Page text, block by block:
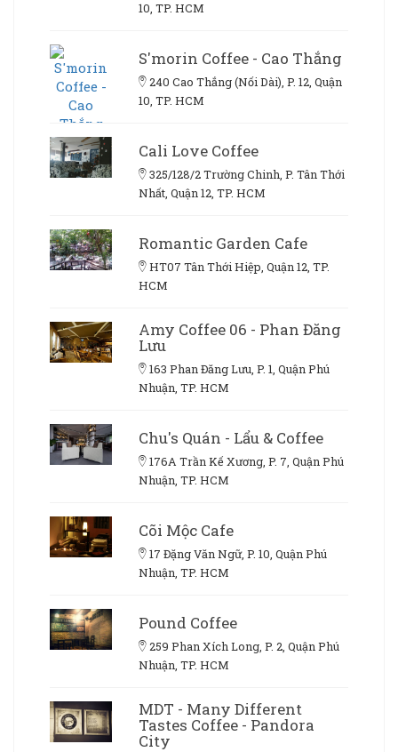
10, TP. HCM
S'morin Coffee - Cao Thắng
240 Cao Thắng (Nối Dài), P. 12, Quận
10, TP. HCM
Cali Love Coffee
325/128/2 Trường Chinh, P. Tân Thới
Nhất, Quận 12, TP. HCM
Romantic Garden Cafe
HT07 Tân Thới Hiệp, Quận 12, TP.
HCM
Amy Coffee 06 - Phan Đăng
Lưu
163 Phan Đăng Lưu, P. 1, Quận Phú
Nhuận, TP. HCM
Chu's Quán - Lẩu & Coffee
176A Trần Kế Xương, P. 7, Quận Phú
Nhuận, TP. HCM
Cõi Mộc Cafe
17 Đặng Văn Ngữ, P. 10, Quận Phú
Nhuận, TP. HCM
Pound Coffee
259 Phan Xích Long, P. 2, Quận Phú
Nhuận, TP. HCM
MDT - Many Different
Tastes Coffee - Pandora
City